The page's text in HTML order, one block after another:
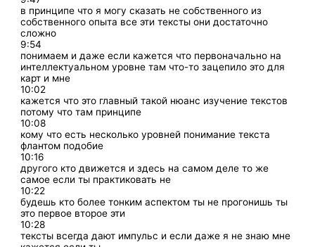
в принципе что я могу сказать не собственного из
собственного опыта все эти тексты они достаточно
сложно
9:54
понимаем и даже если кажется что первоначально на
интеллектуальном уровне там что-то зацепило это для
карт и мне
10:02
кажется что это главный такой нюанс изучение текстов
потому что там принципе
10:08
кому что есть несколько уровней понимание текста
флантом подобие
10:16
другого кто движется и здесь на самом деле то же
самое если ты практиковать не
10:22
будешь кто более тонким аспектом ты не прогонишь ты
это первое второе эти
10:28
тексты всегда дают импульс и если даже я не знаю мне